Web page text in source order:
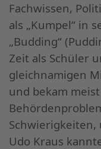
Fachwissen,
als „Kumpel“ in
„Budding“
Zeit als Schüler
gleichnamigen
und bekam
Schwierigkeiten,
Udo Kraus